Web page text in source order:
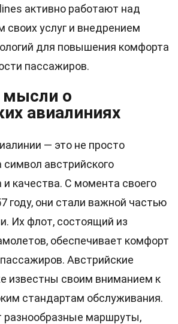
активно работают над
своих услуг и внедрением
для повышения комфорта
пассажиров.
мысли о
авиалиниях
— это не просто
символ австрийского
и качества. С момента своего
году, они стали важной частью
Их флот, состоящий из
обеспечивает комфорт
Австрийские
известны своим вниманием к
стандартам обслуживания.
разнообразные маршруты,